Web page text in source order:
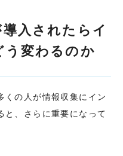
入されたらイ
う変わるのか
くの人が情報収集にイン
と、さらに重要になって